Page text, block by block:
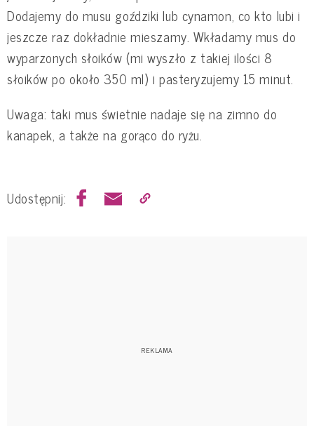
Dodajemy do musu goździki lub cynamon, co kto lubi i
jeszcze raz dokładnie mieszamy. Wkładamy mus do
wyparzonych słoików (mi wyszło z takiej ilości 8
słoików po około 350 ml) i pasteryzujemy 15 minut.
Uwaga: taki mus świetnie nadaje się na zimno do
kanapek, a także na gorąco do ryżu.
Udostępnij: